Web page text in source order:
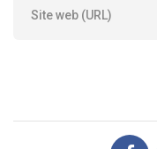
Site web (URL)